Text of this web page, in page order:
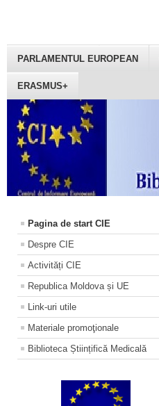
PARLAMENTUL EUROPEAN
ERASMUS+
Pagina de start CIE
Despre CIE
Activități CIE
Republica Moldova și UE
Link-uri utile
Materiale promoţionale
Biblioteca Științifică Medicală